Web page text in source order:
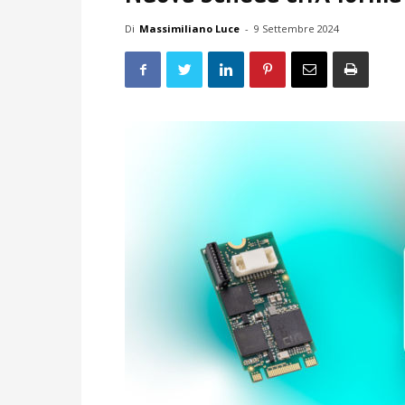
Di Massimiliano Luce - 9 Settembre 2024